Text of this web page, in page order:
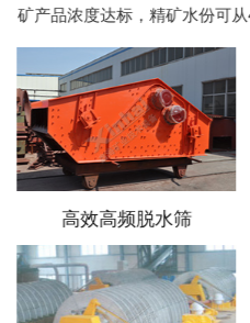
矿产品浓度达标，精矿水份可
高效高频脱水筛